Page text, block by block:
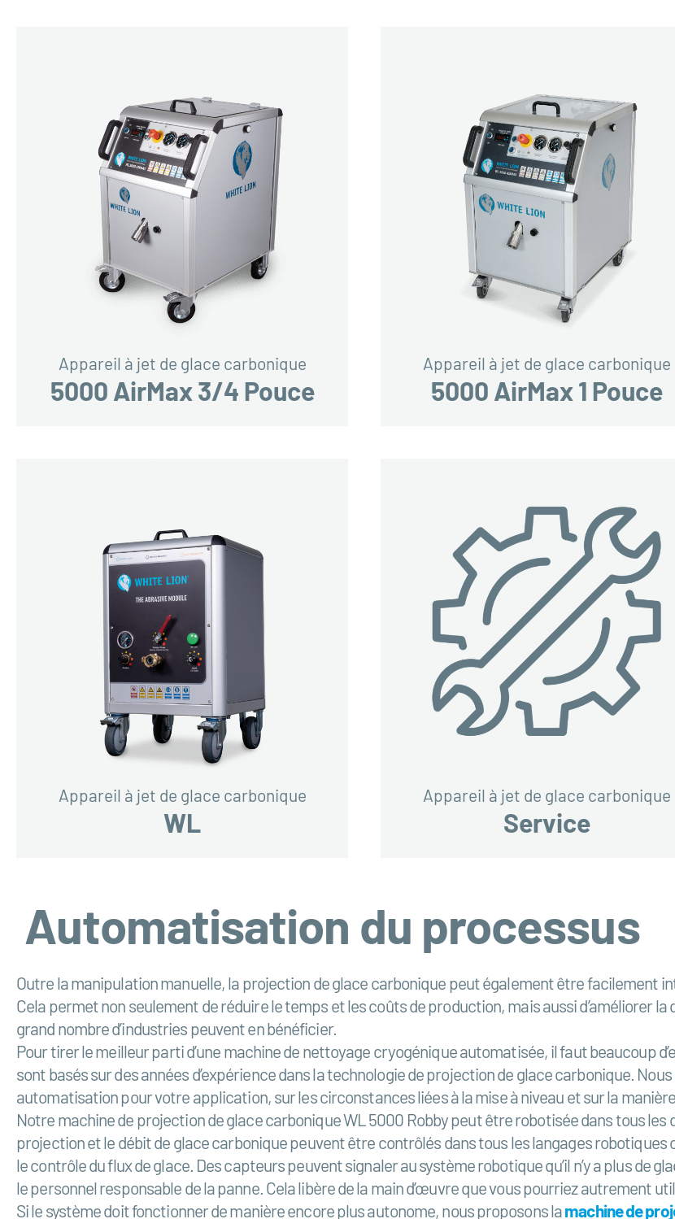
Appareil à jet de glace carbonique
5000 AirMax 3/4 Pouce
Appareil à jet de glace carbonique
5000 AirMax 1 Pouce
Appareil à jet de glace carbonique
WL
Appareil à jet de glace carbonique
Service
Automatisation du processus
Outre la manipulation manuelle, la projection de glace carbonique peut également être facilement
Cela permet non seulement de réduire le temps et les coûts de production, mais aussi d’améliorer
grand nombre d’industries peuvent en bénéficier.
Pour tirer le meilleur parti d’une machine de nettoyage cryogénique automatisée, il faut beaucoup
sont basés sur des années d’expérience dans la technologie de projection de glace carbonique.
automatisation pour votre application, sur les circonstances liées à la mise à niveau et sur la
Notre machine de projection de glace carbonique WL 5000 Robby peut être robotisée dans tous
projection et le débit de glace carbonique peuvent être contrôlés dans tous les langages
le contrôle du flux de glace. Des capteurs peuvent signaler au système robotique qu’il n’y a plus de
le personnel responsable de la panne. Cela libère de la main d’œuvre que vous pourriez autrement
Si le système doit fonctionner de manière encore plus autonome, nous proposons lamachine de